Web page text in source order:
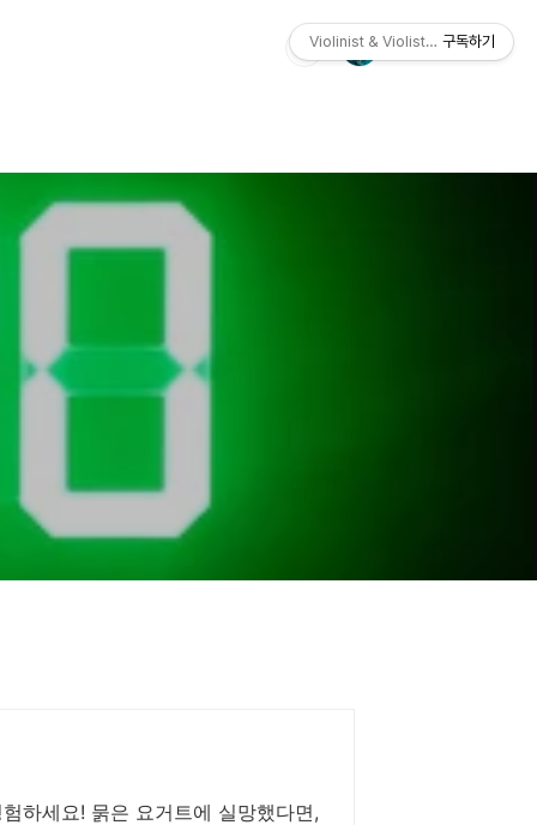
하세요! 묽은 요거트에 실망했다면,
Violinist & Violist So-Hyun Joey
구독하기